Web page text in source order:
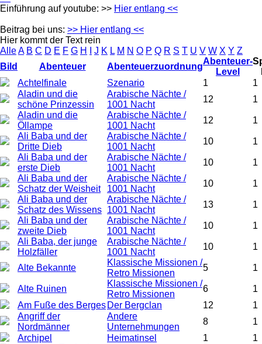
Einführung auf youtube: >> Hier entlang <<
Beitrag bei uns: >> Hier entlang <<
Hier kommt der Text rein
AlleA B C D E F G H J K L M N O P Q R S T U V W X Y Z
Bild
Abenteuer Abenteuerzuordnung
Abenteuer-
Level
Achtelfinale
Szenario 1
1
Aladin und die
schöne Prinzessin
Arabische Nächte /
1001 Nacht
12
1
Aladin und die
Öllampe
Arabische Nächte /
1001 Nacht
12
1
Ali Baba und der
Dritte Dieb
Arabische Nächte /
1001 Nacht
10
1
Ali Baba und der
erste Dieb
Arabische Nächte /
1001 Nacht
10
1
Ali Baba und der
Schatz der Weisheit
Arabische Nächte /
1001 Nacht
10
1
Ali Baba und der
Schatz des Wissens
Arabische Nächte /
1001 Nacht
13
1
Ali Baba und der
zweite Dieb
Arabische Nächte /
1001 Nacht
10
1
Ali Baba, der junge
Holzfäller
Arabische Nächte /
1001 Nacht
10 1
Alte Bekannte
Klassische Missionen /
Retro Missionen
5 1
Alte Ruinen
Klassische Missionen /
Retro Missionen
6
1
Am Fuße des Berges Der Bergclan 12
1
Angriff der
Nordmänner
Andere
Unternehmungen
8
1
Archipel
Heimatinsel 1
1